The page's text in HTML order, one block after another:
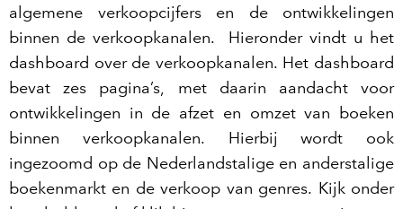
algemene verkoopcijfers en de ontwikkelingen
binnen de verkoopkanalen. Hieronder vindt u het
dashboard over de verkoopkanalen. Het dashboard
bevat zes pagina’s, met daarin aandacht voor
ontwikkelingen in de afzet en omzet van boeken
binnen verkoopkanalen. Hierbij wordt ook
ingezoomd op de Nederlandstalige en anderstalige
boekenmarkt en de verkoop van genres. Kijk onder